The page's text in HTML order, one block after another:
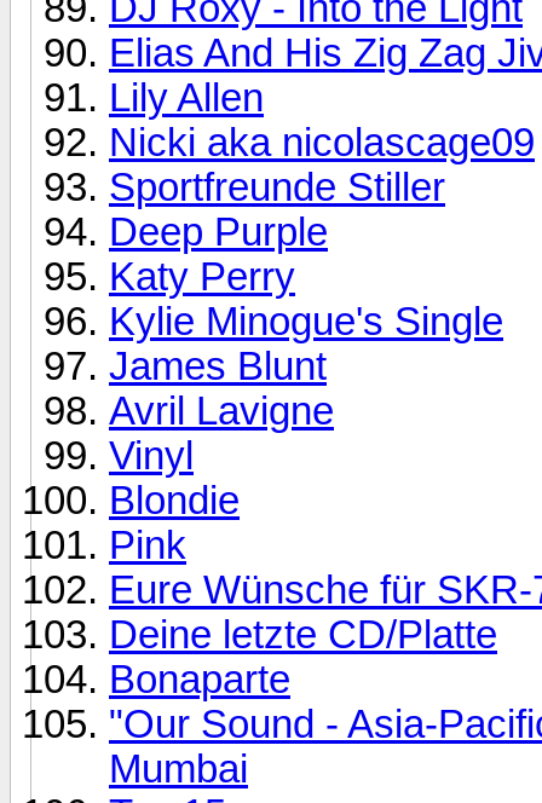
Elias And His Zig Zag
Lily Allen
Nicki aka nicolascage09
Sportfreunde Stiller
Deep Purple
Katy Perry
Kylie Minogue's Single
James Blunt
Avril Lavigne
Vinyl
Blondie
Pink
Eure Wünsche für
Deine letzte CD/Platte
Bonaparte
"Our Sound - Asia-
Mumbai